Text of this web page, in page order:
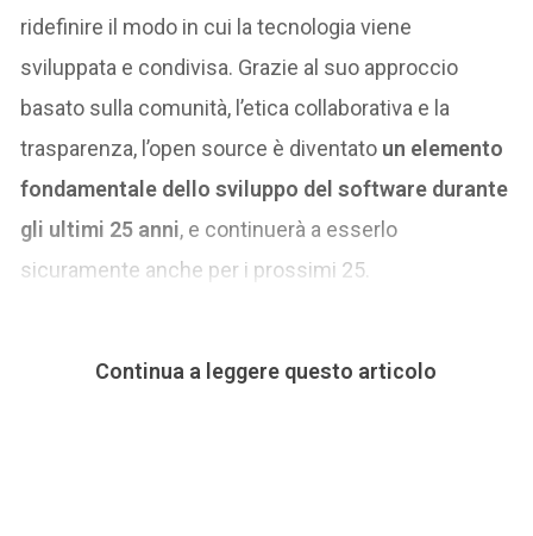
ridefinire il modo in cui la tecnologia viene
sviluppata e condivisa. Grazie al suo approccio
basato sulla comunità, l’etica collaborativa e la
trasparenza, l’open source è diventato un elemento
fondamentale dello sviluppo del software durante
gli ultimi 25 anni, e continuerà a esserlo
sicuramente anche per i prossimi 25.
Continua a leggere questo articolo